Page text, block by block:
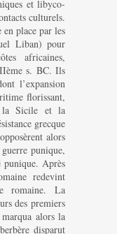
et libyco-
culturels.
place par les
Liban) pour
africaines,
s. BC. Ils
l’expansion
florissant,
la Sicile et la
grecque
alors
punique,
Après
redevint
romaine. La
des premiers
alors la
disparut